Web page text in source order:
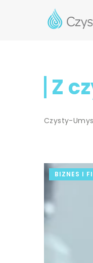
Z
Czysty-
BIZNES I